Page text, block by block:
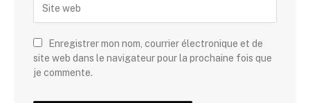
Enregistrer mon nom, courrier électronique et de
site web dans le navigateur pour la prochaine fois que
je commente.